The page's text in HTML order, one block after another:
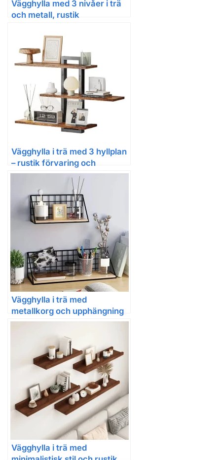
Vägghylla med 3 nivåer i trä
och metall, rustik
Vägghylla i trä med 3 hyllplan
– rustik förvaring och
dekoration
Vägghylla i trä med
metallkorg och upphängning
för förvaring
Vägghylla i trä med